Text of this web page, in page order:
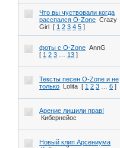
Что вы чуствовали когда
расспался O-Zone Crazy
Girl
[ 1 2 3 4 5 ]
фоты с O-Zone AnnG
[ 1 2 3 13 ]
Тексты песен O-Zone и не
только
Lolita [ 1 2 3 6 ]
Арение лишили прав!
Кибернейос
Новый клип Арсениума